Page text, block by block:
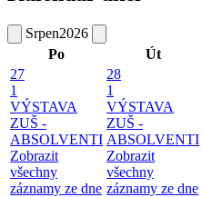
Srpen2026
Po
Út
27
1
VÝSTAVA
ZUŠ -
ABSOLVENTI
Zobrazit
všechny
záznamy ze dne
28
1
VÝSTAVA
ZUŠ -
ABSOLVENTI
Zobrazit
všechny
záznamy ze dne